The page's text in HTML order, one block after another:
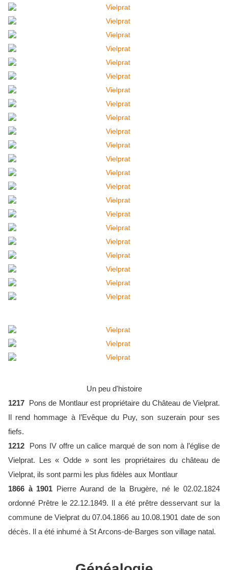
Un peu d'histoire
1217 Pons de Montlaur est propriétaire du Château de Vielprat.
Il rend hommage à l’Evêque du Puy, son suzerain pour ses
fiefs.
1212 Pons IV offre un calice marqué de son nom à l’église de
Vielprat. Les « Odde » sont les propriétaires du château de
Vielprat, ils sont parmi les plus fidèles aux Montlaur
1866 à 1901 Pierre Aurand de la Brugère, né le 02.02.1824
ordonné Prêtre le 22.12.1849. Il a été prêtre desservant sur la
commune de Vielprat du 07.04.1866 au 10.08.1901 date de son
décès. Il a été inhumé à St Arcons-de-Barges son village natal.